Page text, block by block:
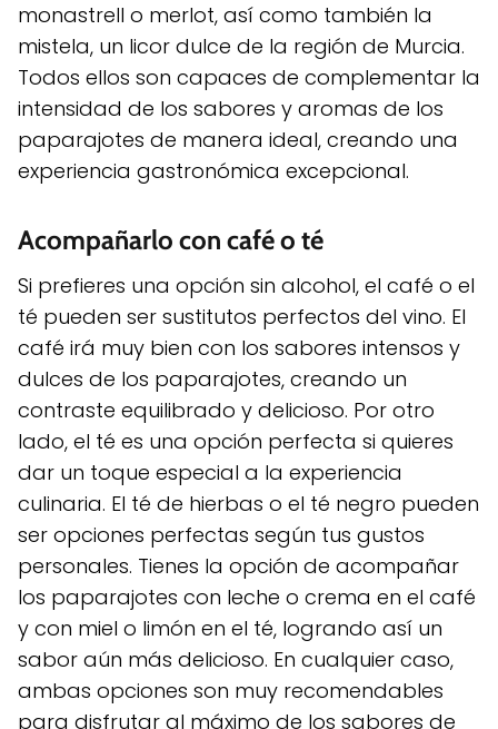
monastrell o merlot, así como también la
mistela, un licor dulce de la región de Murcia.
Todos ellos son capaces de complementar la
intensidad de los sabores y aromas de los
paparajotes de manera ideal, creando una
experiencia gastronómica excepcional.
Acompañarlo con café o té
Si prefieres una opción sin alcohol, el café o el
té pueden ser sustitutos perfectos del vino. El
café irá muy bien con los sabores intensos y
dulces de los paparajotes, creando un
contraste equilibrado y delicioso. Por otro
lado, el té es una opción perfecta si quieres
dar un toque especial a la experiencia
culinaria. El té de hierbas o el té negro pueden
ser opciones perfectas según tus gustos
personales. Tienes la opción de acompañar
los paparajotes con leche o crema en el café
y con miel o limón en el té, logrando así un
sabor aún más delicioso. En cualquier caso,
ambas opciones son muy recomendables
para disfrutar al máximo de los sabores de